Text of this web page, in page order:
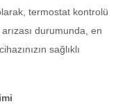
termostat kontrolü
durumunda, en
sağlıklı